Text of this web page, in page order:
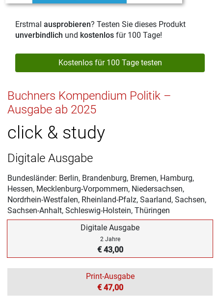
Erstmal ausprobieren? Testen Sie dieses Produkt
unverbindlich und kostenlos für 100 Tage!
Kostenlos für 100 Tage testen
Buchners Kompendium Politik –
Ausgabe ab 2025
click & study
Digitale Ausgabe
Bundesländer: Berlin, Brandenburg, Bremen, Hamburg,
Hessen, Mecklenburg-Vorpommern, Niedersachsen,
Nordrhein-Westfalen, Rheinland-Pfalz, Saarland, Sachsen,
Sachsen-Anhalt, Schleswig-Holstein, Thüringen
Digitale Ausgabe
2 Jahre
€ 43,00
Print-Ausgabe
€ 47,00